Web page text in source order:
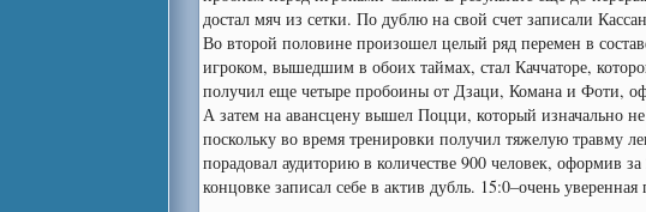
достал мяч из сетки. По дублю на свой счет записали
Во второй половине произошел целый ряд перемен в
игроком, вышедшим в обоих таймах, стал Каччаторе,
получил еще четыре пробоины от Дзаци, Комана и Фоти,
А затем на авансцену вышел Поцци, который изначально
поскольку во время тренировки получил тяжелую травму
порадовал аудиторию в количестве 900 человек, оформив
концовке записал себе в актив дубль. 15:0–очень